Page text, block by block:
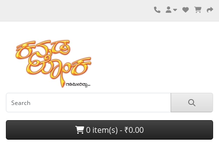
0 item(s) - ₹0.00